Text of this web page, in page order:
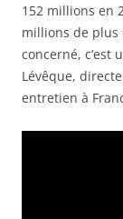
152 millions en
millions de plus
concerné, c’est
Lévêque,
entretien à